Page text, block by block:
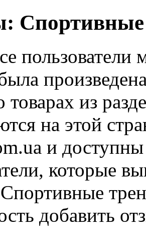
пользователи
из
на этой
и
которые
добавить